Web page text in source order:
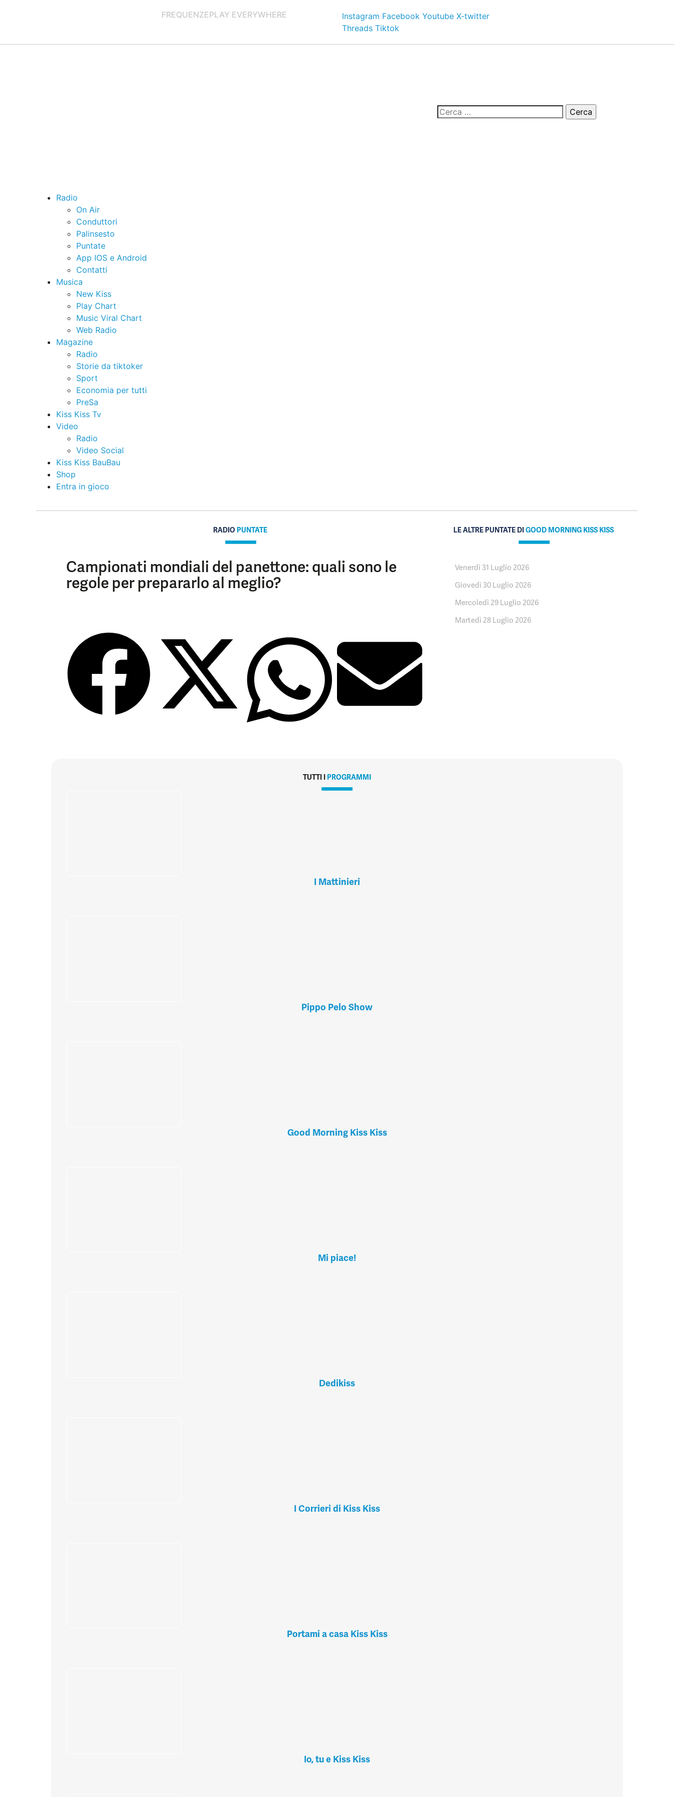
FREQUENZEPLAY EVERYWHERE Instagram Facebook Youtube X-twitter
Threads Tiktok
Radio
On Air
Conduttori
Palinsesto
Puntate
App IOS e Android
Contatti
Musica
New Kiss
Play Chart
Music Viral Chart
Web Radio
Magazine
Radio
Storie da tiktoker
Sport
Economia per tutti
PreSa
Kiss Kiss Tv
Video
Radio
Video Social
Kiss Kiss BauBau
Shop
Entra in gioco
RADIO PUNTATE
Campionati mondiali del panettone: quali sono le
regole per prepararlo al meglio?
LE ALTRE PUNTATE DIGOOD MORNING KISS KISS
Venerdì 31 Luglio 2026
Giovedì 30 Luglio 2026
Mercoledì 29 Luglio 2026
Martedì 28 Luglio 2026
TUTTI I PROGRAMMI
I Mattinieri
Pippo Pelo Show
Good Morning Kiss Kiss
Mi piace!
Dedikiss
I Corrieri di Kiss Kiss
Portami a casa Kiss Kiss
Io, tu e Kiss Kiss